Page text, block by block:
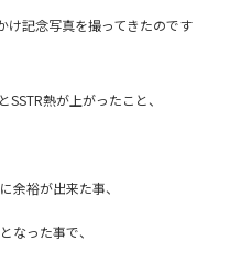
け記念写真を撮ってきたのです
熱が上がったこと、
余裕が出来た事、
なった事で、